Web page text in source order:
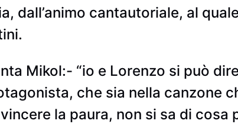
dall’animo cantautoriale, al
Mikol:- “io e Lorenzo si può
che sia nella canzone
la paura, non si sa di cosa